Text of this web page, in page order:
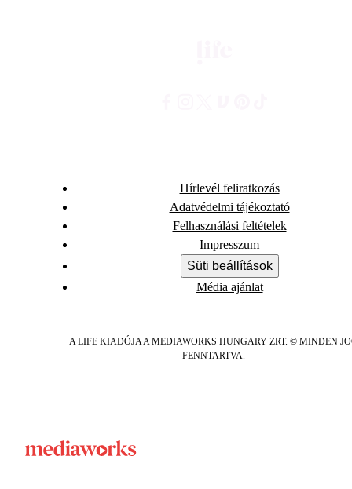
Hírlevél feliratkozás
Adatvédelmi tájékoztató
Felhasználási feltételek
Impresszum
Süti beállítások
Média ajánlat
A LIFE KIADÓJA A MEDIAWORKS HUNGARY ZRT. © MINDEN
FENNTARTVA.